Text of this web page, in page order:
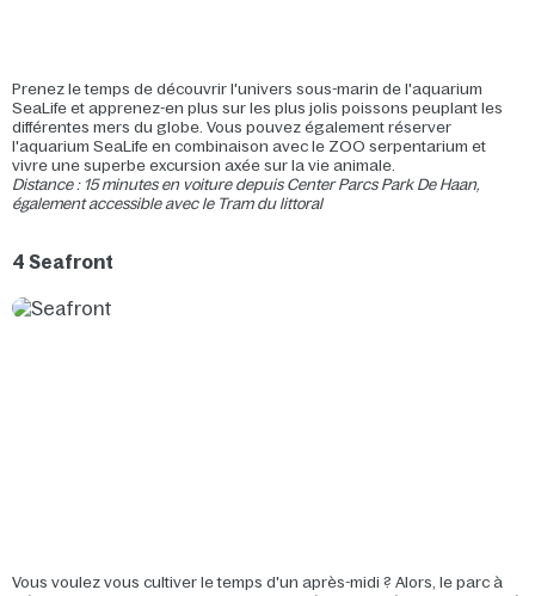
Prenez le temps de découvrir l'univers sous-marin de l'aquarium
SeaLife et apprenez-en plus sur les plus jolis poissons peuplant les
différentes mers du globe. Vous pouvez également réserver
l'aquarium SeaLife en combinaison avec le ZOO serpentarium et
vivre une superbe excursion axée sur la vie animale.
Distance : 15 minutes en voiture depuis Center Parcs Park De Haan,
également accessible avec le Tram du littoral
4 Seafront
Vous voulez vous cultiver le temps d'un après-midi ? Alors, le parc à